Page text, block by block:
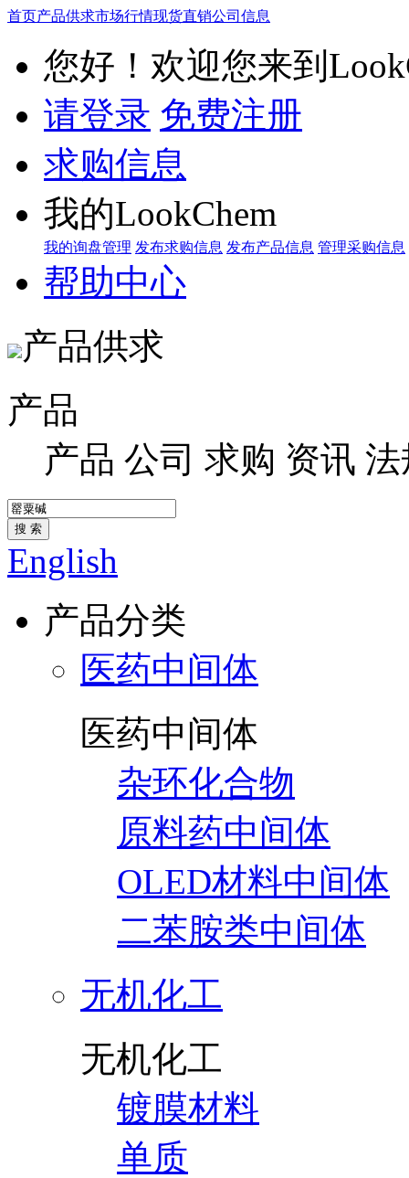
首页产品供求市场行情现货直销公司信息
您好！欢迎您来到
请登录 免费注册
求购信息
我的LookChem
我的询盘管理 发布求购信息 发布产品信息 管理采购信息
帮助中心
产品供求
产品
产品 公司 求购 资讯 法
搜 索
English
产品分类
医药中间体
医药中间体
杂环化合物
原料药中间体
OLED材料中间体
二苯胺类中间体
无机化工
无机化工
镀膜材料
单质